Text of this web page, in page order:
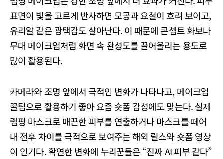
표면이 빛을 고르게 반사하면 모공과 요철이 흐려 보이고,
유리알 같은 광택감도 살아난다. 이 때문에 콘셉트 화보나
무대 메이크업처럼 화면 속 완성도를 끌어올리는 용도로
많이 활용된다.
카메라와 조명 앞에서 극적인 변화가 나타나고, 메이크업
꿀팁으로 활용하기 좋아 요즘 숏폼 감성에도 맞는다. 실제
랩핑 마스크로 매끈한 피부를 연출하거나 마스크를 떼어
내 전후 차이를 극적으로 보여주는 해외 릴스와 숏폼 영상
이 인기다. 확연한 변화에 누리꾼들은 “진짜 AI 피부 같다”